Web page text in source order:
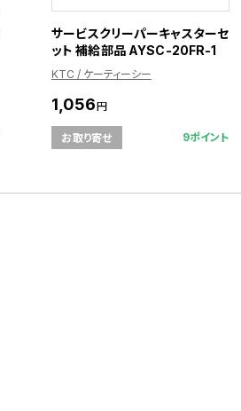
サービスクリーパーキャスターセ
ット 補給部品 AYSC-20FR-1
KTC / ケーティーシー
1,056円
お取り寄せ 9ポイント